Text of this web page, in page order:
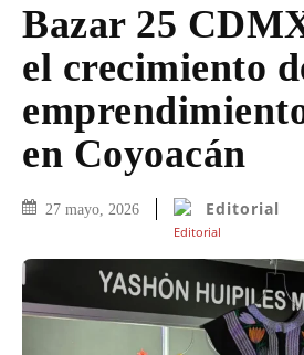
Bazar 25
el crecimiento
en Coyoacán
27 mayo, 2026 Editorial